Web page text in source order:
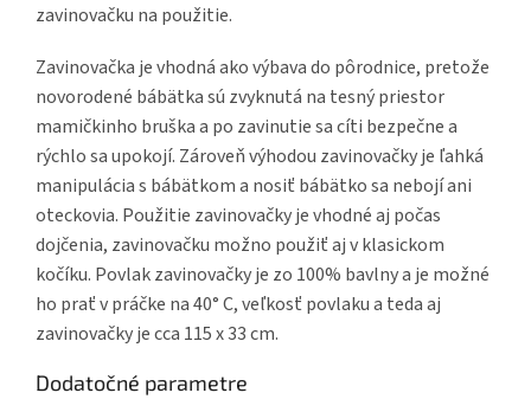
zavinovačku na použitie.
Zavinovačka je vhodná ako výbava do pôrodnice, pretože
novorodené bábätka sú zvyknutá na tesný priestor
mamičkinho bruška a po zavinutie sa cíti bezpečne a
rýchlo sa upokojí. Zároveň výhodou zavinovačky je ľahká
manipulácia s bábätkom a nosiť bábätko sa nebojí ani
oteckovia. Použitie zavinovačky je vhodné aj počas
dojčenia, zavinovačku možno použiť aj v klasickom
kočíku. Povlak zavinovačky je zo 100% bavlny a je možné
ho prať v práčke na 40° C, veľkosť povlaku a teda aj
zavinovačky je cca 115 x 33 cm.
Dodatočné parametre